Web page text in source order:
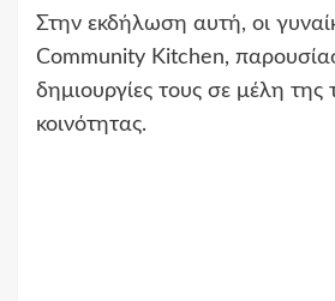
Στην εκδήλωση αυτή, οι
Community Kitchen,
δημιουργίες τους σε μέλη της
κοινότητας.